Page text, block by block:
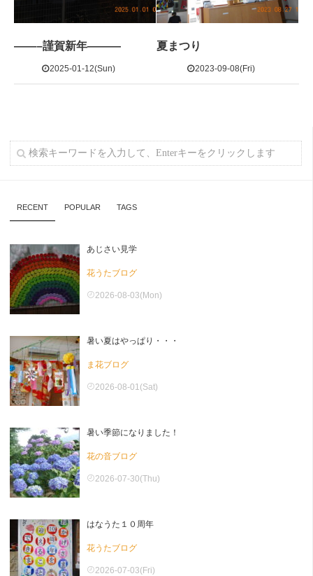
——–謹賀新年———
2025-01-12(Sun)
夏まつり
2023-09-08(Fri)
RECENT POPULAR TAGS
あじさい見学
花うたブログ
2026-08-03(Mon)
暑い夏はやっぱり・・・
ま花ブログ
2026-08-01(Sat)
暑い季節になりました！
花の音ブログ
2026-07-30(Thu)
はなうた１０周年
花うたブログ
2026-07-03(Fri)